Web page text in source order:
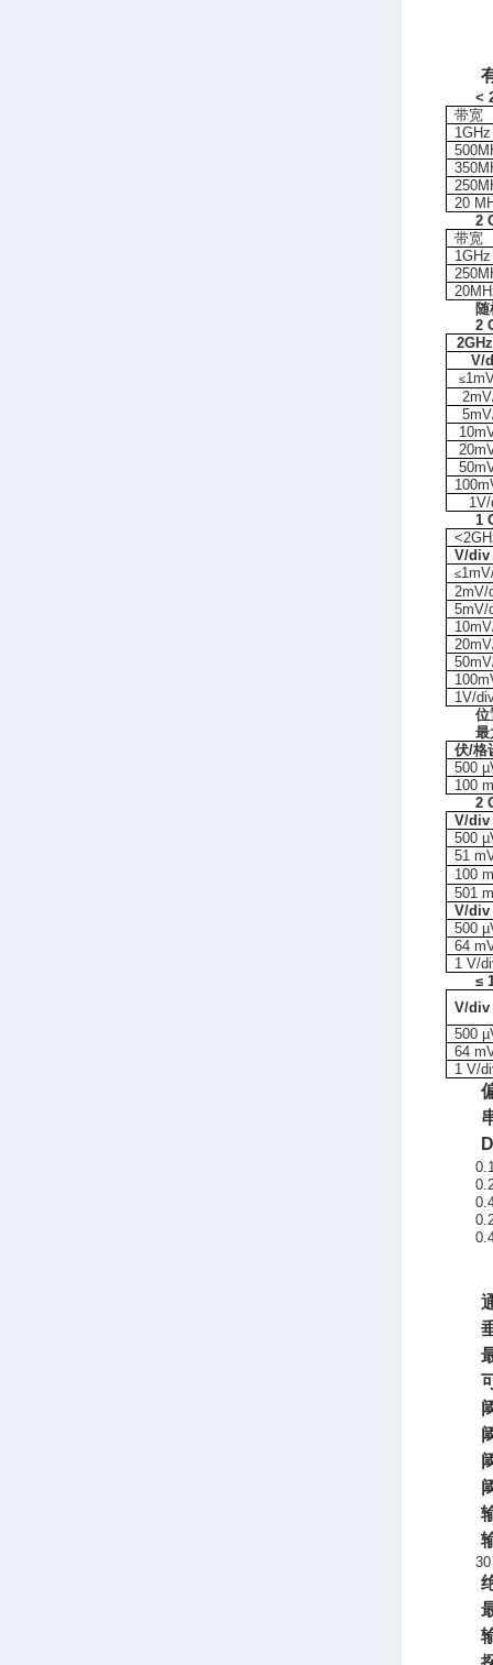
<
带宽
1GHz
20
2
带宽
1GHz
2
2GHz
V/
≤
1
V/div
≤
2mV/
5mV/
1V/
位
最
伏/格
500
100
2
V/div
500
51
100
501
V/div
500
64
1 V/
≤
V/div
500
64
1 V/